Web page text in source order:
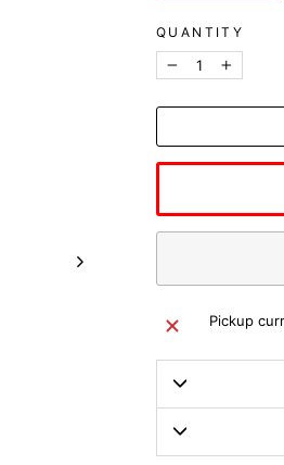
QUANTITY
− +
Pickup